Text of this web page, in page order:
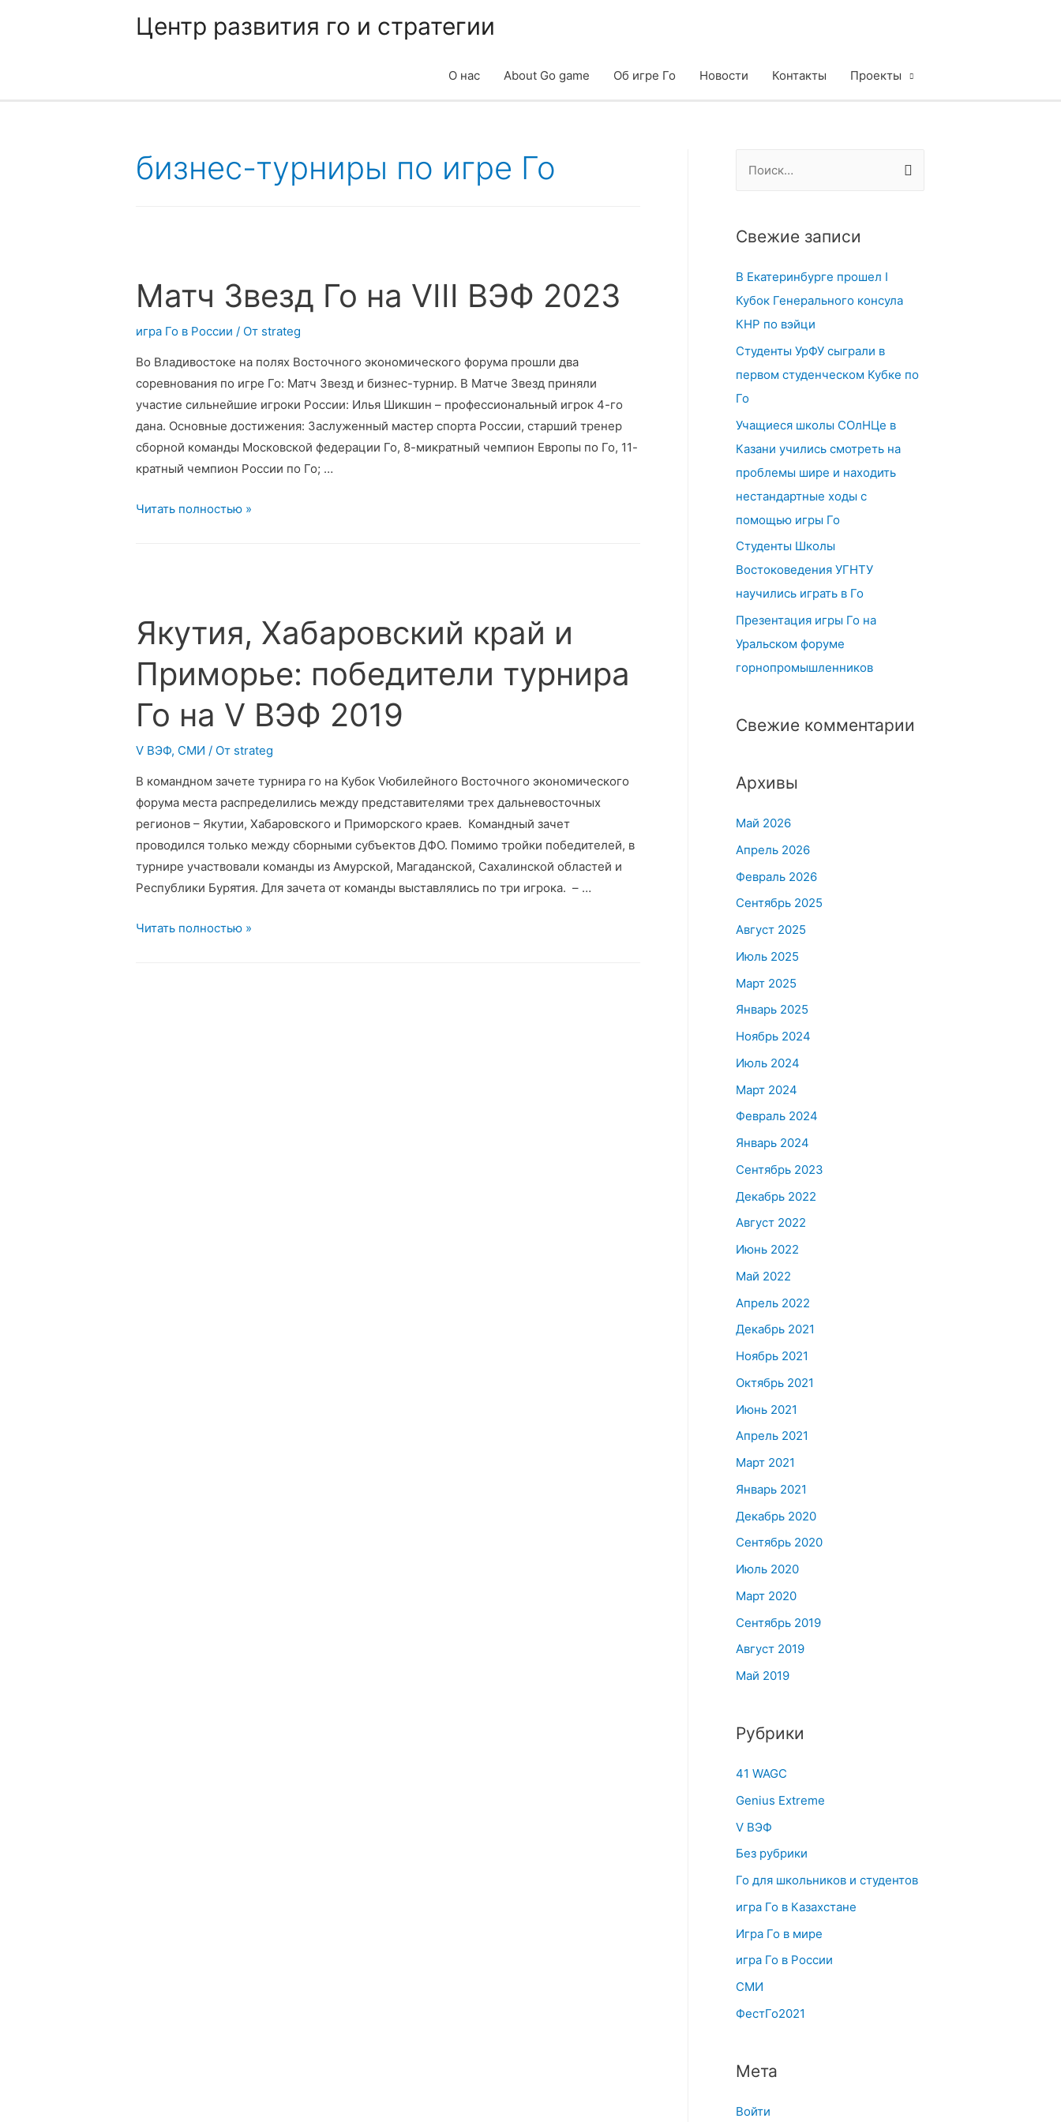
Центр развития го и стратегии
О нас About Go game Об игре Го Новости Контакты Проекты
бизнес-турниры по игре Го
Матч Звезд Го на VIII ВЭФ 2023
игра Го в России / От strateg
Во Владивостоке на полях Восточного экономического форума прошли два
соревнования по игре Го: Матч Звезд и бизнес-турнир. В Матче Звезд приняли
участие сильнейшие игроки России: Илья Шикшин – профессиональный игрок 4-го
дана. Основные достижения: Заслуженный мастер спорта России, старший тренер
сборной команды Московской федерации Го, 8-микратный чемпион Европы по Го, 11-
кратный чемпион России по Го; …
Матч
2023
Читать полностью »
Якутия, Хабаровский край и
Приморье: победители турнира
Го на V ВЭФ 2019
V ВЭФ, СМИ / От strateg
В командном зачете турнира го на Кубок Vюбилейного Восточного экономического
форума места распределились между представителями трех дальневосточных
регионов – Якутии, Хабаровского и Приморского краев. Командный зачет
проводился только между сборными субъектов ДФО. Помимо тройки победителей, в
турнире участвовали команды из Амурской, Магаданской, Сахалинской областей и
Республики Бурятия. Для зачета от команды выставлялись по три игрока. – …
Якутия,
Читать полностью »
т
:
Свежие записи
В Екатеринбурге прошел I
Кубок Генерального консула
КНР по вэйци
Студенты УрФУ сыграли в
первом студенческом Кубке по
Го
Учащиеся школы СОлНЦе в
Казани учились смотреть на
проблемы шире и находить
нестандартные ходы с
помощью игры Го
Студенты Школы
Востоковедения УГНТУ
научились играть в Го
Презентация игры Го на
Уральском форуме
горнопромышленников
Свежие комментарии
Архивы
Май 2026
Апрель 2026
Февраль 2026
Сентябрь 2025
Август 2025
Июль 2025
Март 2025
Январь 2025
Ноябрь 2024
Июль 2024
Март 2024
Февраль 2024
Январь 2024
Сентябрь 2023
Декабрь 2022
Август 2022
Июнь 2022
Май 2022
Апрель 2022
Декабрь 2021
Ноябрь 2021
Октябрь 2021
Июнь 2021
Апрель 2021
Март 2021
Январь 2021
Декабрь 2020
Сентябрь 2020
Июль 2020
Март 2020
Сентябрь 2019
Август 2019
Май 2019
Рубрики
41 WAGC
Genius Extreme
V ВЭФ
Без рубрики
Го для школьников и студентов
игра Го в Казахстане
Игра Го в мире
игра Го в России
СМИ
ФестГо2021
Мета
Войти